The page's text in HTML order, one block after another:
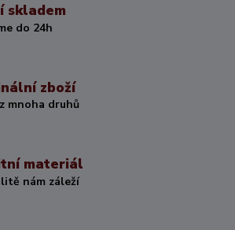
skladem
do 24h
zboží
mnoha druhů
materiál
nám záleží